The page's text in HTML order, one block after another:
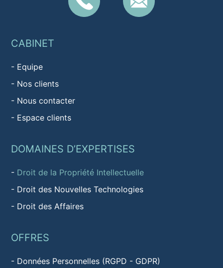
CABINET
- Equipe
- Nos clients
- Nous contacter
- Espace clients
DOMAINES D’EXPERTISES
- Droit de la Propriété Intellectuelle
- Droit des Nouvelles Technologies
- Droit des Affaires
OFFRES
- Données Personnelles (RGPD - GDPR)